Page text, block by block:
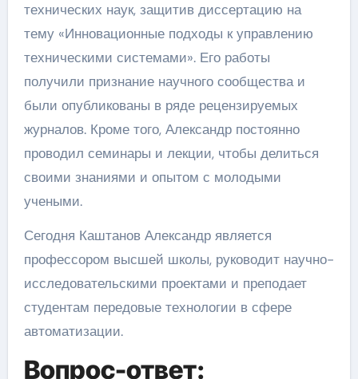
технических наук, защитив диссертацию на
тему «Инновационные подходы к управлению
техническими системами». Его работы
получили признание научного сообщества и
были опубликованы в ряде рецензируемых
журналов. Кроме того, Александр постоянно
проводил семинары и лекции, чтобы делиться
своими знаниями и опытом с молодыми
учеными.
Сегодня Каштанов Александр является
профессором высшей школы, руководит научно-
исследовательскими проектами и преподает
студентам передовые технологии в сфере
автоматизации.
Вопрос-ответ: